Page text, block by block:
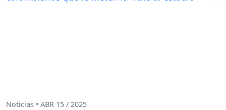
Noticias • ABR 15 / 2025